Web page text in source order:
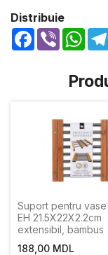
Distribuie
Facebook
Viber
Suport pentru
EH 21.5X22X2.2cm
extensibil, bambus
188,00 MDL